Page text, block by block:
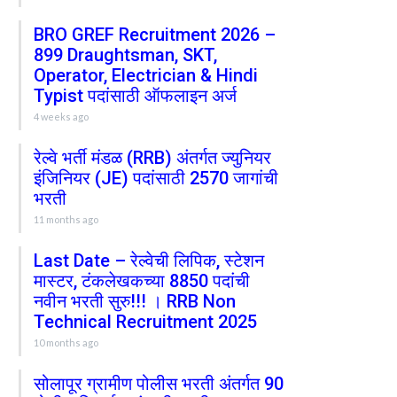
BRO GREF Recruitment 2026 –
899 Draughtsman, SKT,
Operator, Electrician & Hindi
Typist पदांसाठी ऑफलाइन अर्ज
4 weeks ago
रेल्वे भर्ती मंडळ (RRB) अंतर्गत ज्युनियर
इंजिनियर (JE) पदांसाठी 2570 जागांची
भरती
11 months ago
Last Date – रेल्वेची लिपिक, स्टेशन
मास्टर, टंकलेखकच्या 8850 पदांची
नवीन भरती सुरु!!! । RRB Non
Technical Recruitment 2025
10 months ago
सोलापूर ग्रामीण पोलीस भरती अंतर्गत 90